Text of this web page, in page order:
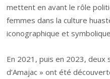
mettent en avant le rôle
femmes dans la culture
iconographique et
En 2021, puis en 2023, deux
d’Amajac » ont été